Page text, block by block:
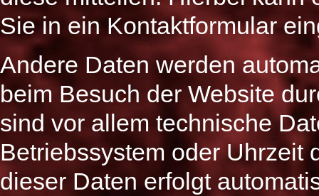
Sie in ein Kontaktformular
Andere Daten werden
beim Besuch der Website
sind vor allem technische
Betriebssystem oder Uhrzeit
dieser Daten erfolgt